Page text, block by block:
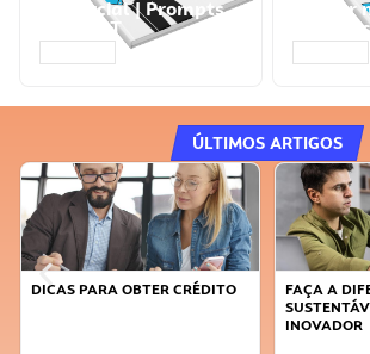
comercial | Prompts
ChatGPT
vender
ÚLTIMOS ARTIGOS
DICAS PARA OBTER CRÉDITO
FAÇA A
INOVADOR